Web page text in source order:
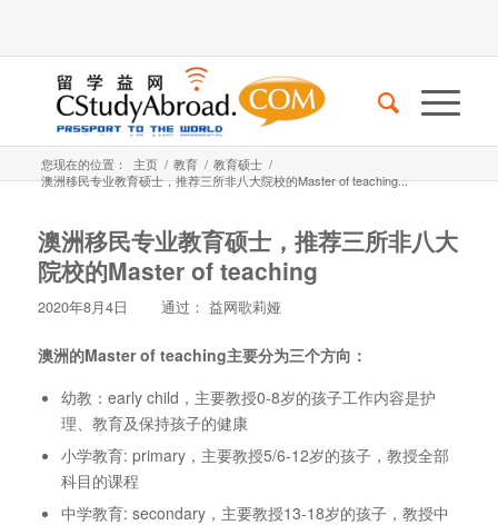
您现在的位置： 主页 / 教育 / 教育硕士 /
澳洲移民专业教育硕士，推荐三所非八大院校的Master of teaching...
澳洲移民专业教育硕士，推荐三所非八大
院校的Master of teaching
2020年8月4日 通过： 益网歌莉娅
澳洲的Master of teaching主要分为三个方向：
幼教：early child，主要教授0-8岁的孩子工作内容是护
理、教育及保持孩子的健康
小学教育: primary，主要教授5/6-12岁的孩子，教授全部
科目的课程
中学教育: secondary，主要教授13-18岁的孩子，教授中